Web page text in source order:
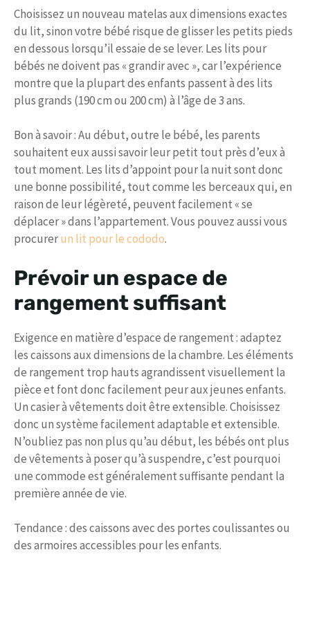
Choisissez un nouveau matelas aux dimensions exactes
du lit, sinon votre bébé risque de glisser les petits pieds
en dessous lorsqu’il essaie de se lever. Les lits pour
bébés ne doivent pas « grandir avec », car l’expérience
montre que la plupart des enfants passent à des lits
plus grands (190 cm ou 200 cm) à l’âge de 3 ans.
Bon à savoir : Au début, outre le bébé, les parents
souhaitent eux aussi savoir leur petit tout près d’eux à
tout moment. Les lits d’appoint pour la nuit sont donc
une bonne possibilité, tout comme les berceaux qui, en
raison de leur légèreté, peuvent facilement « se
déplacer » dans l’appartement. Vous pouvez aussi vous
procurerun lit pour le cododo.
Prévoir un espace de
rangement suffisant
Exigence en matière d’espace de rangement : adaptez
les caissons aux dimensions de la chambre. Les éléments
de rangement trop hauts agrandissent visuellement la
pièce et font donc facilement peur aux jeunes enfants.
Un casier à vêtements doit être extensible. Choisissez
donc un système facilement adaptable et extensible.
N’oubliez pas non plus qu’au début, les bébés ont plus
de vêtements à poser qu’à suspendre, c’est pourquoi
une commode est généralement suffisante pendant la
première année de vie.
Tendance : des caissons avec des portes coulissantes ou
des armoires accessibles pour les enfants.